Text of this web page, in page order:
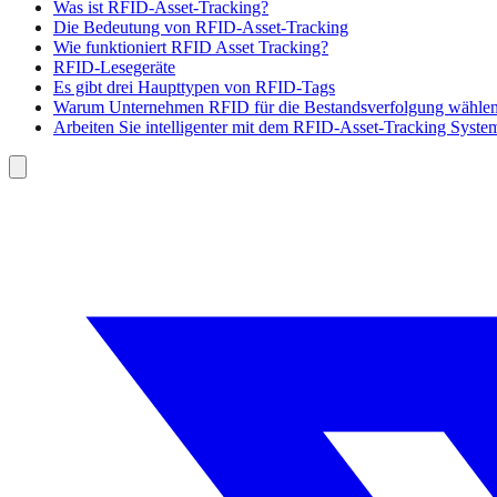
Was ist RFID-Asset-Tracking?
Die Bedeutung von RFID-Asset-Tracking
Wie funktioniert RFID Asset Tracking?
RFID-Lesegeräte
Es gibt drei Haupttypen von RFID-Tags
Warum Unternehmen RFID für die Bestandsverfolgung
Arbeiten Sie intelligenter mit dem RFID-Asset-Tracking